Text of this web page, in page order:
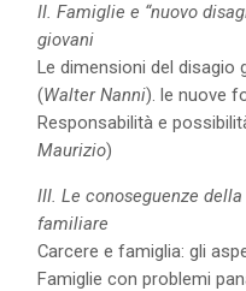
II. Famiglie e “nuovo
giovani
Le dimensioni del disagio
(Walter Nanni). le nuove
Responsabilità e
Maurizio)
III. Le conoseguenze
familiare
Carcere e famiglia: gli
Famiglie con problemi